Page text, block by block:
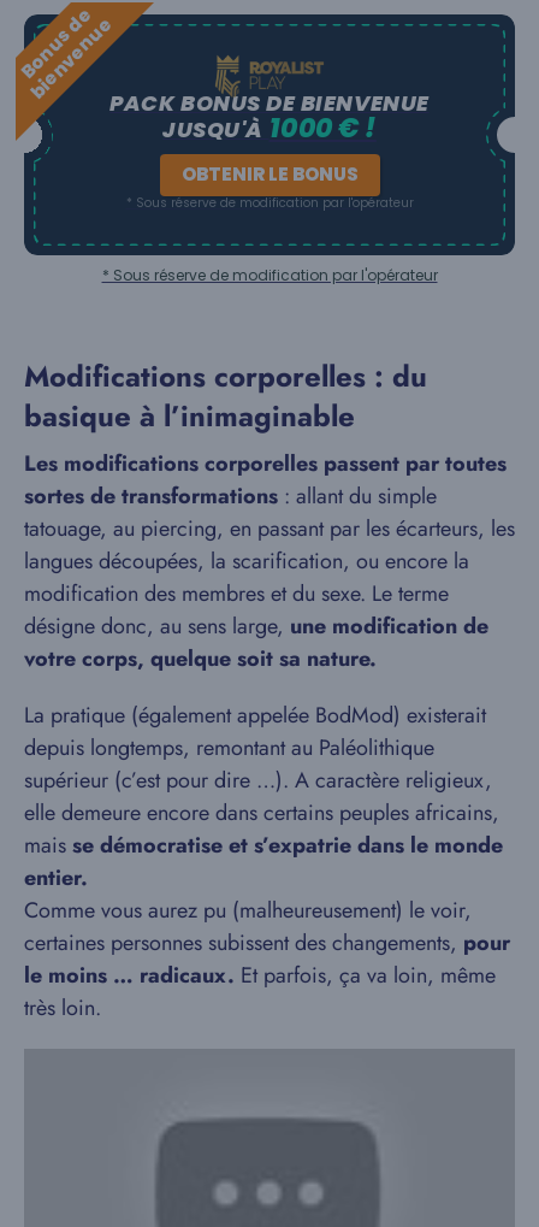
B
o
n
u
s
d
e
b
i
e
n
v
e
n
u
ePACK BONUS DE BIENVENUE
JUSQU'À 1000 € !
OBTENIR LE BONUS
* Sous réserve de modification par l'opérateur
* Sous réserve de modification par l'opérateur
Modifications corporelles : du
basique à l’inimaginable
Les modifications corporelles passent par toutes
sortes de transformations : allant du simple
tatouage, au piercing, en passant par les écarteurs, les
langues découpées, la scarification, ou encore la
modification des membres et du sexe. Le terme
désigne donc, au sens large, une modification de
votre corps, quelque soit sa nature.
La pratique (également appelée BodMod) existerait
depuis longtemps, remontant au Paléolithique
supérieur (c’est pour dire …). A caractère religieux,
elle demeure encore dans certains peuples africains,
maisse démocratise et s’expatrie dans le monde
entier.
Comme vous aurez pu (malheureusement) le voir,
certaines personnes subissent des changements, pour
le moins … radicaux. Et parfois, ça va loin, même
très loin.